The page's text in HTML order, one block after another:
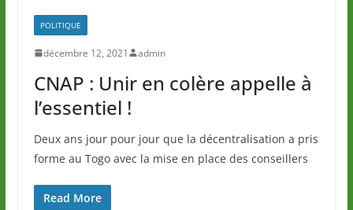
POLITIQUE
décembre 12, 2021 admin
CNAP : Unir en colère appelle à
l’essentiel !
Deux ans jour pour jour que la décentralisation a pris
forme au Togo avec la mise en place des conseillers
Read More